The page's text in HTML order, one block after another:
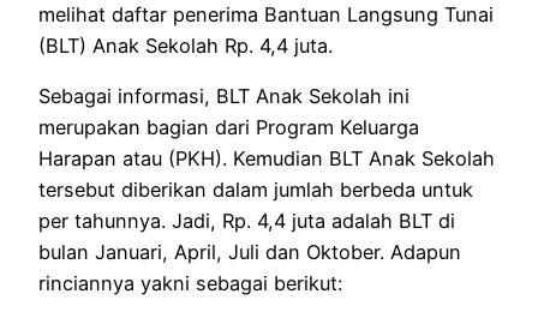
melihat daftar penerima Bantuan Langsung Tunai
(BLT) Anak Sekolah Rp. 4,4 juta.
Sebagai informasi, BLT Anak Sekolah ini
merupakan bagian dari Program Keluarga
Harapan atau (PKH). Kemudian BLT Anak Sekolah
tersebut diberikan dalam jumlah berbeda untuk
per tahunnya. Jadi, Rp. 4,4 juta adalah BLT di
bulan Januari, April, Juli dan Oktober. Adapun
rinciannya yakni sebagai berikut: